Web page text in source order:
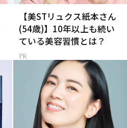
【美STリュクス紙本さん
(54歳)】10年以上も続い
ている美容習慣とは？